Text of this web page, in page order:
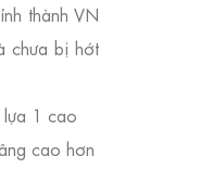
thành VN
chưa bị hớt
lựa 1 cao
cao hơn